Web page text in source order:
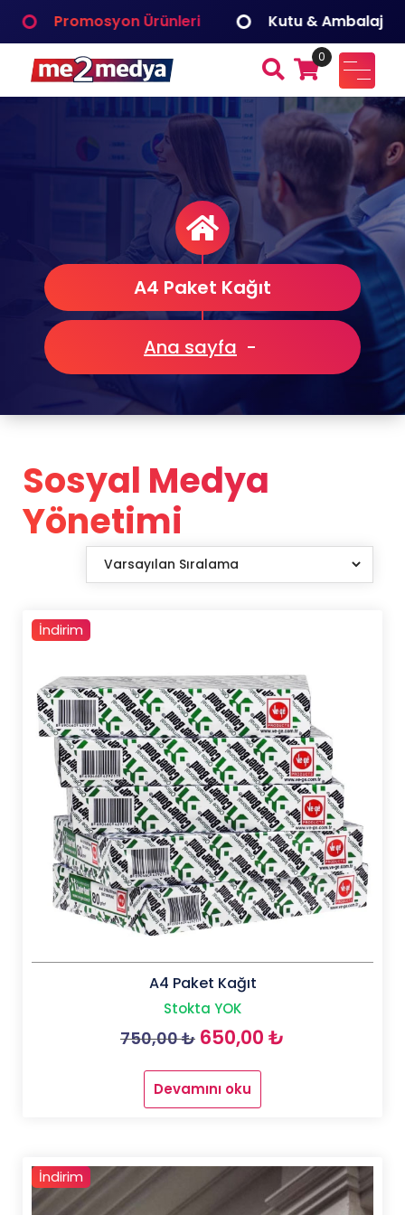
geçPromosyon Ürünleri Kutu & Ambalaj
me2medya
Fuar ve Organizasyon, Reklam Tanıtım, Dijital Çözümler
Medya Bilişim
0
A4 Paket Kağıt
Ana sayfa -
Sosyal Medya
Yönetimi
İndirim
A4 Paket Kağıt
Stokta YOK
750,00₺ Orijinal
fiyat:
750,00 ₺.
650,00 ₺
Devamını oku
İndirim